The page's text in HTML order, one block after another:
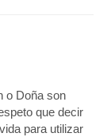
o Doña son
que decir
para utilizar